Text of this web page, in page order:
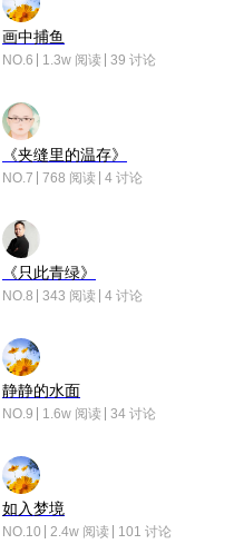
画中捕鱼
NO.6 1.3w 阅读 39 讨论
《夹缝里的温存》
NO.7 768 阅读 4 讨论
《只此青绿》
NO.8 343 阅读 4 讨论
静静的水面
NO.9 1.6w 阅读 34 讨论
如入梦境
NO.10 2.4w 阅读 101 讨论